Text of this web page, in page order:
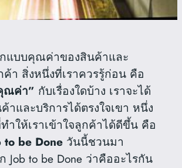
กแบบคุณค่าของสินค้าและ
ค้า สิ่งหนึ่งที่เราควรรู้ก่อน คือ
ณค่า” กับเรื่องใดบ้าง เราจะได้
าและบริการได้ตรงใจเขา หนึ่ง
ำให้เราเข้าใจลูกค้าได้ดีขึ้น คือ
to be Doneวันนี้ชวนมา
Job to be Done ว่าคืออะไรกัน